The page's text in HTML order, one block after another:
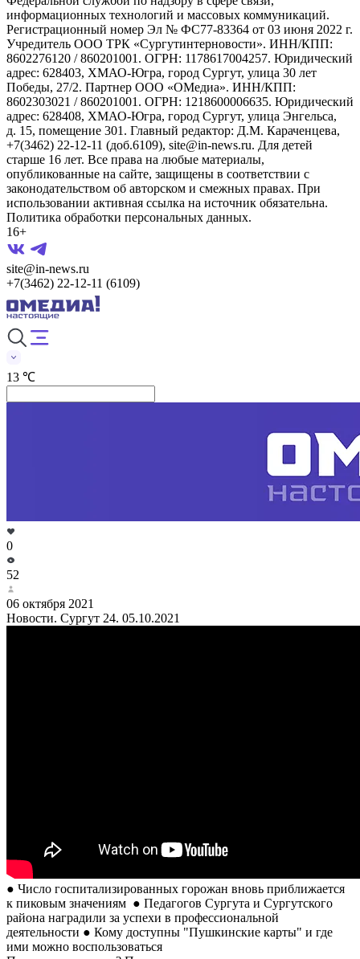
информационных технологий и массовых коммуникаций.
Регистрационный номер Эл № ФС77-83364 от 03 июня 2022 г.
Учредитель ООО ТРК «Сургутинтерновости». ИНН/КПП:
8602276120 / 860201001. ОГРН: 1178617004257. Юридический
адрес: 628403, ХМАО-Югра, город Сургут, улица 30 лет
Победы, 27/2. Партнер ООО «ОМедиа». ИНН/КПП:
8602303021 / 860201001. ОГРН: 1218600006635. Юридический
адрес: 628408, ХМАО-Югра, город Сургут, улица Энгельса,
д. 15, помещение 301. Главный редактор: Д.М. Караченцева,
+7(3462) 22-12-11 (доб.6109), site@in-news.ru. Для детей
старше 16 лет. Все права на любые материалы,
опубликованные на сайте, защищены в соответствии с
законодательством об авторском и смежных правах. При
использовании активная ссылка на источник обязательна.
Политика обработки персональных данных.
16+
site@in-news.ru
+7(3462) 22-12-11 (6109)
13 ℃
0
52
06 октября 2021
Новости. Сургут 24. 05.10.2021
● Число госпитализированных горожан вновь приближается
к пиковым значениям ● Педагогов Сургута и Сургутского
района наградили за успехи в профессиональной
деятельности ● Кому доступны "Пушкинские карты" и где
ими можно воспользоваться